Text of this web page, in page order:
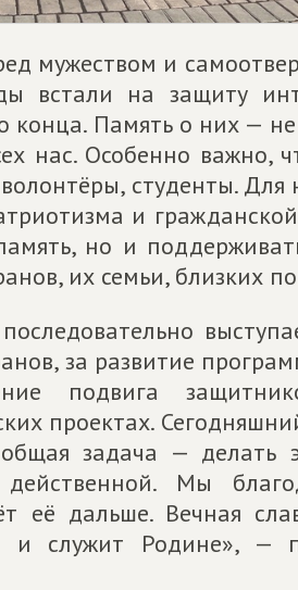
мужеством и
встали на защиту
конца. Память о них —
нас. Особенно важно,
студенты.
и гражданской
но и
их семьи, близких
последовательно
за развитие
подвига
проектах.
задача — делать
Мы
её дальше. Вечная
и служит Родине», —